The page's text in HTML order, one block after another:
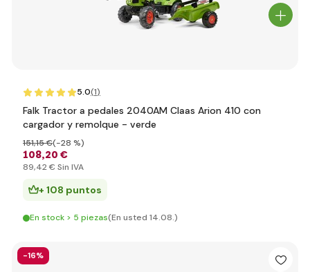
5.0(1)
Falk Tractor a pedales 2040AM Claas Arion 410 con
cargador y remolque - verde
108,20 €
151,15 €(-28 %)
89,42 € Sin IVA
+ 108 puntos
En stock > 5 piezas(En usted 14.08.)
-16%